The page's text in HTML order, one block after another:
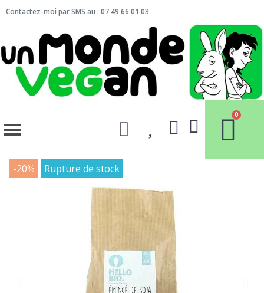
Contactez-moi par SMS au : 07 49 66 01 03
-20% Rupture de stock